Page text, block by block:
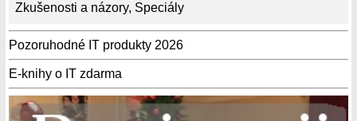
Zkušenosti a názory, Speciály
Pozoruhodné IT produkty 2026
E-knihy o IT zdarma